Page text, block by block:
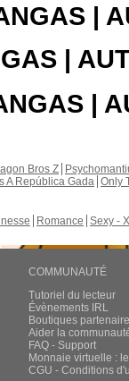
|
|
|
Bros Z
A República Gada Only
Romance Sexy -
COMMUNAUTÉ
Tutoriel du lecteur
Évènements IRL
Boutiques
Aider la
FAQ - Support
Monnaie virtuelle :
CGU - Conditions